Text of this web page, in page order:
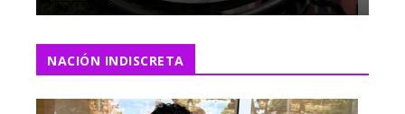
NACIÓN INDISCRETA